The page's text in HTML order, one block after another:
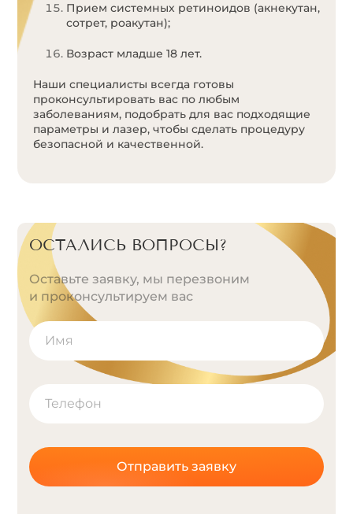
Прием системных ретиноидов (акнекутан,
сотрет, роакутан);
Возраст младше 18 лет.
Наши специалисты всегда готовы
проконсультировать вас по любым
заболеваниям, подобрать для вас подходящие
параметры и лазер, чтобы сделать процедуру
безопасной и качественной.
ОСТАЛИСЬ ВОПРОСЫ?
Оставьте заявку, мы перезвоним
и проконсультируем вас
Отправить заявку